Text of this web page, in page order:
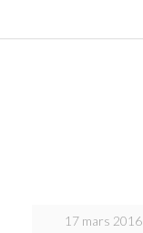
17 mars 2016